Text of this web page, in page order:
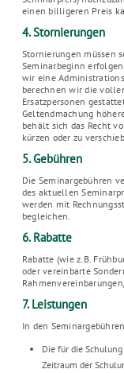
einen billigeren Preis
4. Stornierungen
Stornierungen müssen
Seminarbeginn
wir eine
berechnen wir die
Ersatzpersonen
Geltendmachung
behält sich das Recht
kürzen oder zu
5. Gebühren
Die Seminargebühren
des aktuellen
werden mit
begleichen.
6. Rabatte
Rabatte (wie z.B.
oder vereinbarte
7. Leistungen
In den
Die für die
Zeitraum der